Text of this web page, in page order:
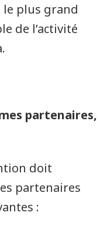
le plus grand
de l’activité
partenaires,
doit
partenaires
: